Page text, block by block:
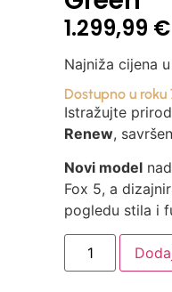
1.299,99 €
Najniža cijena
Dostupno u roku
Istražujte
Renew,
Novi model
Fox 5, a
pogledu stila i